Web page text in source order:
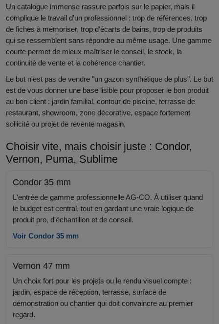
Un catalogue immense rassure parfois sur le papier, mais il
complique le travail d'un professionnel : trop de références, trop
de fiches à mémoriser, trop d'écarts de bains, trop de produits
qui se ressemblent sans répondre au même usage. Une gamme
courte permet de mieux maîtriser le conseil, le stock, la
continuité de vente et la cohérence chantier.
Le but n'est pas de vendre "un gazon synthétique de plus". Le but
est de vous donner une base lisible pour proposer le bon produit
au bon client : jardin familial, contour de piscine, terrasse de
restaurant, showroom, zone décorative, espace fortement
sollicité ou projet de revente magasin.
Choisir vite, mais choisir juste : Condor,
Vernon, Puma, Sublime
Condor 35 mm
L'entrée de gamme professionnelle AG-CO. À utiliser quand
le budget est central, tout en gardant une vraie logique de
produit pro, d'échantillon et de conseil.
Voir Condor 35 mm
Vernon 47 mm
Un choix fort pour les projets ou le rendu visuel compte :
jardin, espace de réception, terrasse, surface de
démonstration ou chantier qui doit convaincre au premier
regard.